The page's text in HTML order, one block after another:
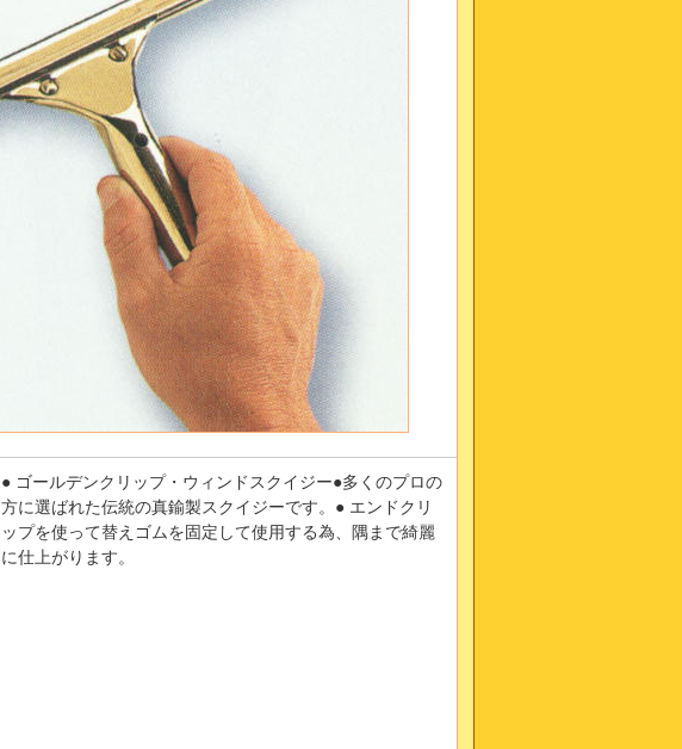
● ゴールデンクリップ・ウィンドスクイジー●多くのプロの
方に選ばれた伝統の真鍮製スクイジーです。● エンドクリ
ップを使って替えゴムを固定して使用する為、隅まで綺麗
に仕上がります。